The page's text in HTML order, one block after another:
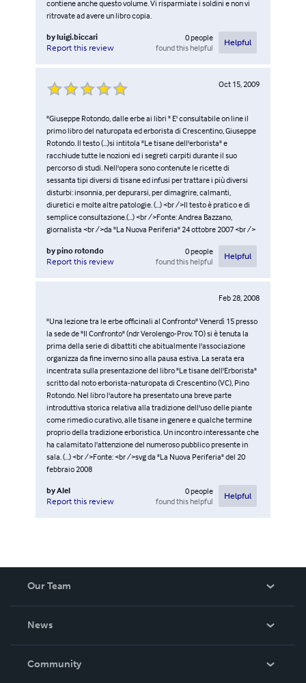
contiene anche questo volume. Vi risparmiate i soldini e non vi
ritrovate ad avere un libro copia.
byluigi.biccari
Report this review
0people
found this helpful
Helpful
Oct 15, 2009
"Giuseppe Rotondo, dalle erbe ai libri " E' consultabile on line il
primo libro del naturopata ed erborista di Crescentino, Giuseppe
Rotondo. Il testo (...)si intitola "Le tisane dell'erborista" e
racchiude tutte le nozioni ed i segreti carpiti durante il suo
percorso di studi. Nell'opera sono contenute le ricette di
sessanta tipi diversi di tisane ed infusi per trattare i più diversi
disturbi: insonnia, per depurarsi, per dimagrire, calmanti,
diuretici e molte altre patologie. (...) <br />Il testo è pratico e di
semplice consultazione.(...) <br />Fonte: Andrea Bazzano,
giornalista <br />da "La Nuova Periferia" 24 ottobre 2007 <br />
bypino rotondo
Report this review
0people
found this helpful
Helpful
Feb 28, 2008
"Una lezione tra le erbe officinali al Confronto" Venerdì 15 presso
la sede de "Il Confronto" (ndr Verolengo-Prov. TO) si è tenuta la
prima della serie di dibattiti che abitualmente l'associazione
organizza da fine inverno sino alla pausa estiva. La serata era
incentrata sulla presentazione del libro "Le tisane dell'Erborista"
scritto dal noto erborista-naturopata di Crescentino (VC), Pino
Rotondo. Nel libro l'autore ha presentato una breve parte
introduttiva storica relativa alla tradizione dell'uso delle piante
come rimedio curativo, alle tisane in genere e qualche termine
proprio della tradizione erboristica. Un incontro interessante che
ha calamitato l'attenzione del numeroso pubblico presente in
sala. (...) <br />Fonte: <br />svg da "La Nuova Periferia" del 20
febbraio 2008
byAlel
Report this review
0people
found this helpful
Helpful
Our Team
News
In The News
Community